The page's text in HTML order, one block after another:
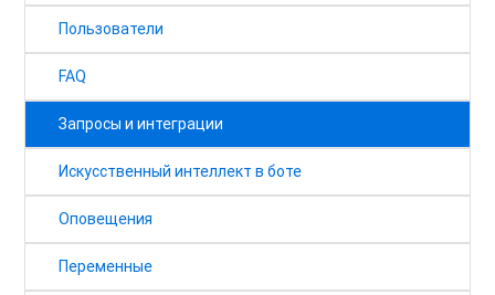
Пользователи
FAQ
Запросы и интеграции
Искусственный интеллект в боте
Оповещения
Переменные